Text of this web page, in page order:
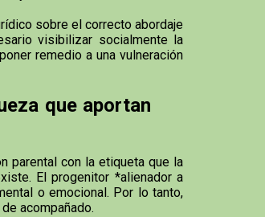
sobre el correcto abordaje
visibilizar socialmente la
remedio a una vulneración
que aportan
parental con la etiqueta que la
El progenitor *alienador a
o emocional. Por lo tanto,
acompañado.